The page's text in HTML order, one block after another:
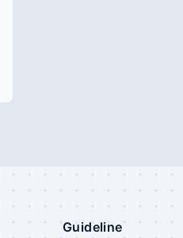
Guideline